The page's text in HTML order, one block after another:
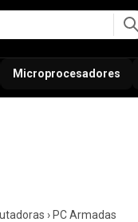
Microprocesadores
› PC Armadas